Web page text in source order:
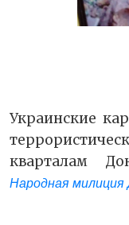
Украинские
кварталам
Народная